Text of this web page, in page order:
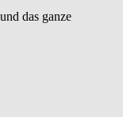
das ganze